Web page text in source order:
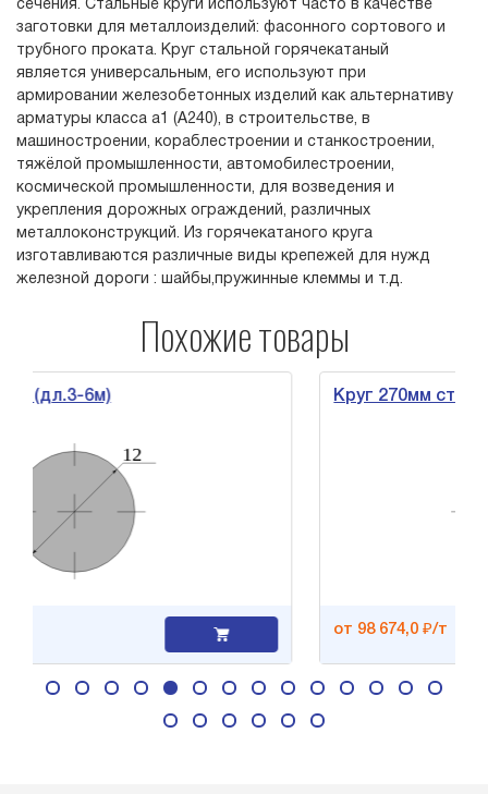
сечения. Стальные круги используют часто в качестве
заготовки для металлоизделий: фасонного сортового и
трубного проката. Круг стальной горячекатаный
является универсальным, его используют при
армировании железобетонных изделий как альтернативу
арматуры класса а1 (А240), в строительстве, в
машиностроении, кораблестроении и станкостроении,
тяжёлой промышленности, автомобилестроении,
космической промышленности, для возведения и
укрепления дорожных ограждений, различных
металлоконструкций. Из горячекатаного круга
изготавливаются различные виды крепежей для нужд
железной дороги : шайбы,пружинные клеммы и т.д.
Похожие товары
6м) Круг 270мм ст.1-3 (дл.3-
от 98 674,0 ₽/т